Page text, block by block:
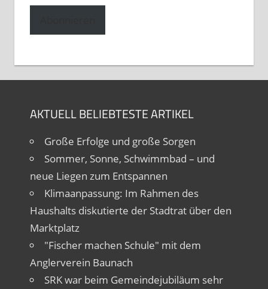
Adresse
AKTUELL BELIEBTESTE ARTIKEL
Große Erfolge und große Sorgen
Sommer, Sonne, Schwimmbad – und
neue Liegen zum Entspannen
Klimaanpassung: Im Rahmen des
Haushalts diskutierte der Stadtrat über den
Marktplatz
"Fischer machen Schule" mit dem
Anglerverein Baunach
SRK war beim Gemeindejubiläum sehr